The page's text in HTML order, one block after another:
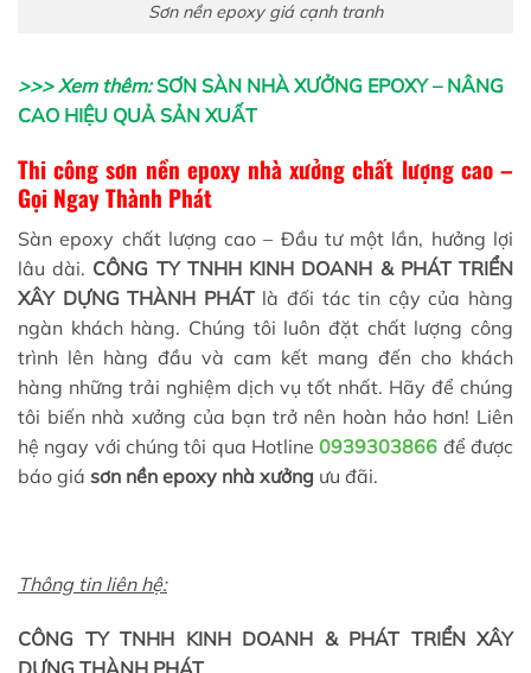
Sơn nền epoxy giá cạnh tranh
>>> Xem thêm: SƠN SÀN NHÀ XƯỞNG EPOXY – NÂNG
CAO HIỆU QUẢ SẢN XUẤT
Thi công sơn nền epoxy nhà xưởng chất lượng cao –
Gọi Ngay Thành Phát
Sàn epoxy chất lượng cao – Đầu tư một lần, hưởng lợi
lâu dài. CÔNG TY TNHH KINH DOANH & PHÁT TRIỂN
XÂY DỰNG THÀNH PHÁTlà đối tác tin cậy của hàng
ngàn khách hàng. Chúng tôi luôn đặt chất lượng công
trình lên hàng đầu và cam kết mang đến cho khách
hàng những trải nghiệm dịch vụ tốt nhất. Hãy để chúng
tôi biến nhà xưởng của bạn trở nên hoàn hảo hơn! Liên
hệ ngay với chúng tôi qua Hotline0939303866 để được
báo giá sơn nền epoxy nhà xưởng ưu đãi.
Thông tin liên hệ:
CÔNG TY TNHH KINH DOANH & PHÁT TRIỂN XÂY
DỰNG THÀNH PHÁT